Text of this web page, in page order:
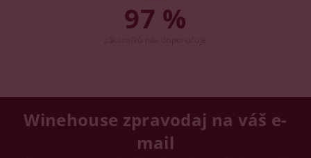
97 %
Winehouse zpravodaj na váš e-
mail